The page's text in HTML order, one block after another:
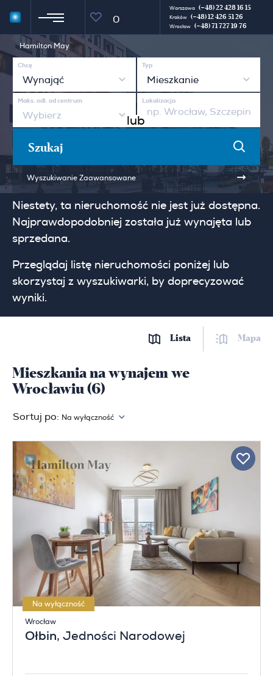
0
Warszawa (+48) 22 428 16 15
Kraków (+48) 12 426 51 26
Wrocław (+48) 71 727 19 76
Hamilton May
Chcę
Wynająć
Typ
Mieszkanie
Maks. odl. od centrum
Wybierz lub
Lokalizacja
Szukaj
Wyszukiwanie Zaawansowane
Niestety, ta nieruchomość nie jest już dostępna.
Najprawdopodobniej została już wynajęta lub
sprzedana.
Przeglądaj listę nieruchomości poniżej lub
skorzystaj z wyszukiwarki, by doprecyzować
wyniki.
Lista Mapa
Mieszkania na wynajem we
Wrocławiu (6)
Sortuj po: Na wyłączność
Na wyłączność
Wrocław
Ołbin, Jedności Narodowej